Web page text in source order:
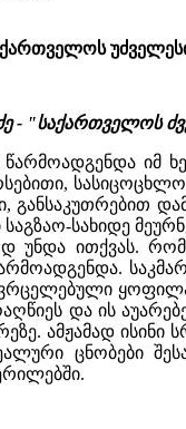
- "საქართველოს
იმ
განსაკუთრებით
სახიდე
უნდა ითქვას.
ყოფილა
და ის
ამჟამად
ცნობები